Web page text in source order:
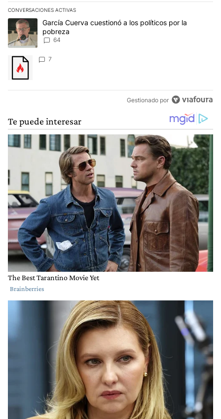
CONVERSACIONES ACTIVAS
Este listado muestra los artículos con más comentarios en los
Un artículo de tendencia con el título "García Cuerva cuestionó
García Cuerva cuestionó a los políticos por la
pobreza
64
Un artículo de tendencia con el título "" con 7 comentarios.
7
Gestionado por